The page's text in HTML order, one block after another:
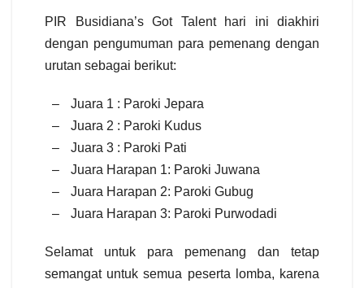
PIR Busidiana’s Got Talent hari ini diakhiri
dengan pengumuman para pemenang dengan
urutan sebagai berikut:
–
Juara 1 : Paroki Jepara
–
Juara 2 : Paroki Kudus
–
Juara 3 : Paroki Pati
–
Juara Harapan 1: Paroki Juwana
–
Juara Harapan 2: Paroki Gubug
–
Juara Harapan 3: Paroki Purwodadi
Selamat untuk para pemenang dan tetap
semangat untuk semua peserta lomba, karena